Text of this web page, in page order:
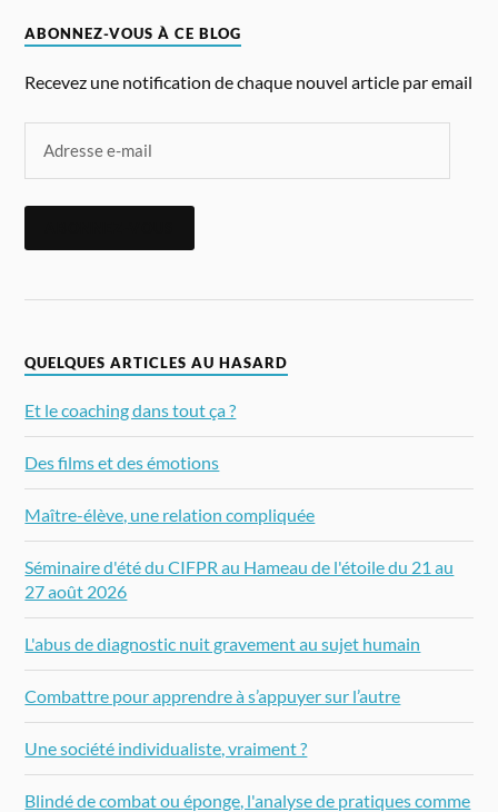
ABONNEZ-VOUS À CE BLOG
Recevez une notification de chaque nouvel article par email
QUELQUES ARTICLES AU HASARD
Et le coaching dans tout ça ?
Des films et des émotions
Maître-élève, une relation compliquée
Séminaire d'été du CIFPR au Hameau de l'étoile du 21 au
27 août 2026
L'abus de diagnostic nuit gravement au sujet humain
Combattre pour apprendre à s’appuyer sur l’autre
Une société individualiste, vraiment ?
Blindé de combat ou éponge, l'analyse de pratiques comme